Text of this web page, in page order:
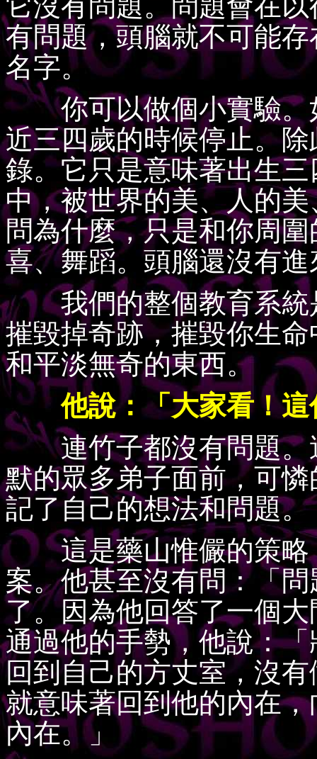
有問題，頭腦就不可能
名字。
你可以做個小實驗。
近三四歲的時候停止。
錄。它只是意味著出生
中，被世界的美、人的
問為什麼，只是和你周
喜、舞蹈。頭腦還沒有進
我們的整個教育系統
摧毀掉奇跡，摧毀你生
和平淡無奇的東西。
他說：「大家看！這
連竹子都沒有問題。
默的眾多弟子面前，可
記了自己的想法和問題。
這是藥山惟儼的策略
案。他甚至沒有問：「
了。因為他回答了一個
通過他的手勢，他說：
回到自己的方丈室，沒
就意味著回到他的內在
內在。」